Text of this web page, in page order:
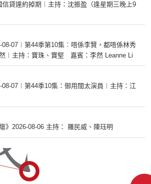
貸違約掉期︱主持：沈振盈（逢星期三晚上9
08-07︱第44季第10集︰唔係李賢，都唔係林秀
︱主持：寶珠、寶堅 嘉賓：李然 Leanne Li
08-07︱第44季10集：御用闊太演員︱主持：江
》2026-08-06 主持： 羅民威、陳珏明